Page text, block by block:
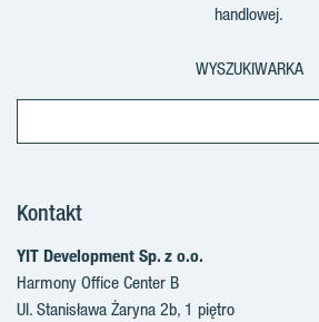
handlowej.
WYSZUKIWARKA
Kontakt
YIT Development Sp. z o.o.
Harmony Office Center B
Ul. Stanisława Żaryna 2b, 1 piętro